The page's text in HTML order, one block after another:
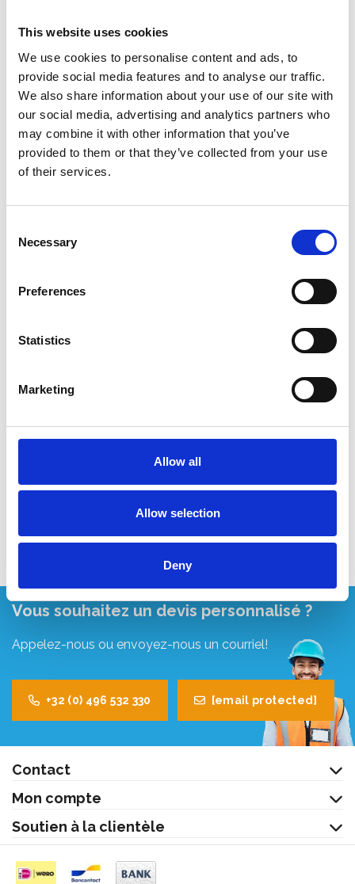
This website uses cookies
We use cookies to personalise content and ads, to
provide social media features and to analyse our traffic.
We also share information about your use of our site with
our social media, advertising and analytics partners who
may combine it with other information that you’ve
provided to them or that they’ve collected from your use
of their services.
Selection
Necessary
Preferences
Statistics
Marketing
Allow all
Allow selection
Deny
Échelle coulissante 4
plans Solide 4x8 échelons
€836,00 €1.057,72 HT
Afficher le produit
Échelle coulissante 4
plans Solide 4x10
échelons
€1.010,00 €1.278,74
plans Solide 4x9 échelons
Afficher le produit
Vous souhaitez un devis personnalisé ?
Appelez-nous ou envoyez-nous un courriel!
+32 (0) 496 532 330 [email protected]
Contact
Mon compte
Soutien à la clientèle